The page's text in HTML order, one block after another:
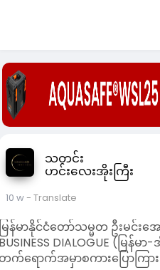
သတင်း
ဟင်းလေးအိုးကြီး
10 w- Translate
ြန်မာနိုင်ငံတော်သမ္မတ ဦးမင်းအ
DIALOGUE (မြန်
က်ရောက်အမှာစကားပြောကြား